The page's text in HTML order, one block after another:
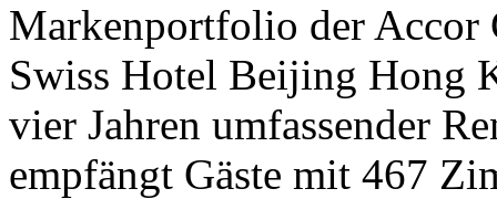
Markenportfolio der Accor
Swiss Hotel Beijing Hong
vier Jahren umfassender
empfängt Gäste mit 467